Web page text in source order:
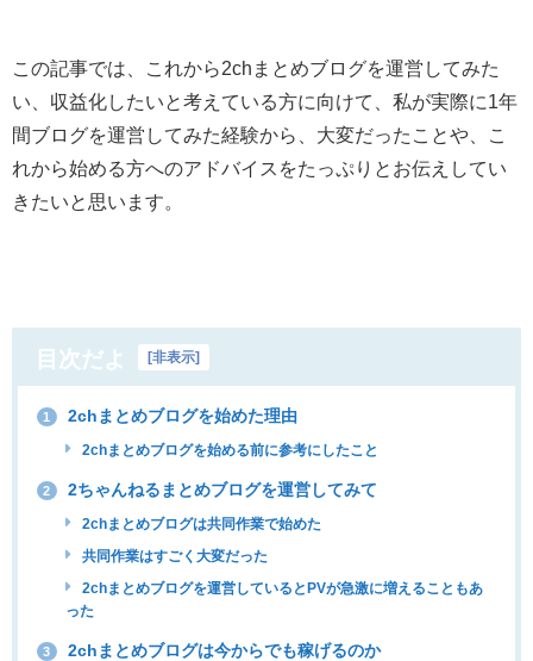
この記事では、これから2chまとめブログを運営してみた
い、収益化したいと考えている方に向けて、私が実際に1年
間ブログを運営してみた経験から、大変だったことや、こ
れから始める方へのアドバイスをたっぷりとお伝えしてい
きたいと思います。
目次だよ [非表示]
1 2chまとめブログを始めた理由
2chまとめブログを始める前に参考にしたこと
2 2ちゃんねるまとめブログを運営してみて
2chまとめブログは共同作業で始めた
共同作業はすごく大変だった
2chまとめブログを運営しているとPVが急激に増えることもあ
った
3 2chまとめブログは今からでも稼げるのか